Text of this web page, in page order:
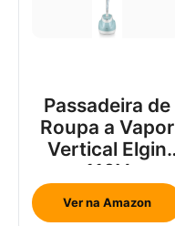
Passadeira de
Roupa a Vapor
Vertical Elgin
110V
Ver na Amazon